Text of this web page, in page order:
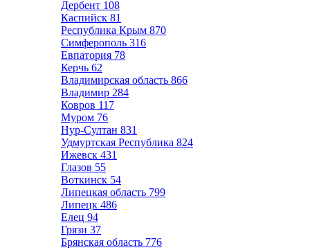
Дербент 108
Каспийск 81
Республика Крым 870
Симферополь 316
Евпатория 78
Керчь 62
Владимирская область 866
Владимир 284
Ковров 117
Муром 76
Нур-Султан 831
Удмуртская Республика 824
Ижевск 431
Глазов 55
Воткинск 54
Липецкая область 799
Липецк 486
Елец 94
Грязи 37
Брянская область 776